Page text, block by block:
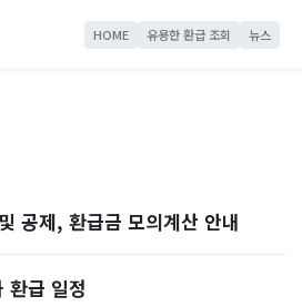
HOME 유용한 환급 조회 뉴스
공제, 환급금 모의계산 안내
환급 일정